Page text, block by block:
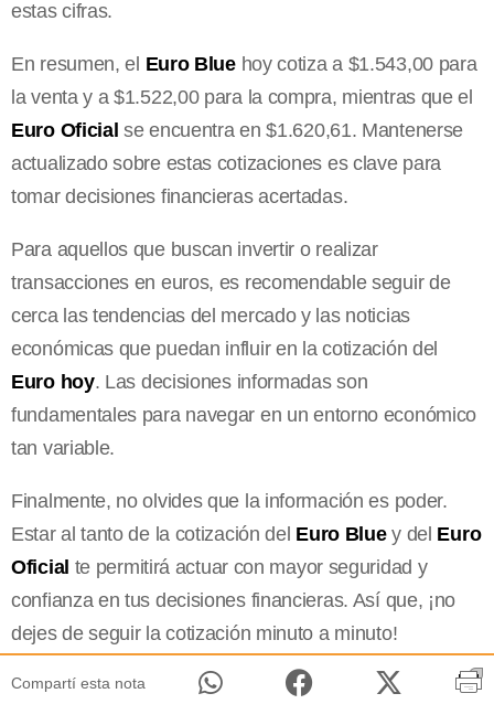
estas cifras.
En resumen, el Euro Bluehoy cotiza a $1.543,00 para
la venta y a $1.522,00 para la compra, mientras que el
Euro Oficial se encuentra en $1.620,61. Mantenerse
actualizado sobre estas cotizaciones es clave para
tomar decisiones financieras acertadas.
Para aquellos que buscan invertir o realizar
transacciones en euros, es recomendable seguir de
cerca las tendencias del mercado y las noticias
económicas que puedan influir en la cotización del
Euro hoy. Las decisiones informadas son
fundamentales para navegar en un entorno económico
tan variable.
Finalmente, no olvides que la información es poder.
Estar al tanto de la cotización del Euro Bluey del Euro
Oficial te permitirá actuar con mayor seguridad y
confianza en tus decisiones financieras. Así que, ¡no
dejes de seguir la cotización minuto a minuto!
Compartí esta nota